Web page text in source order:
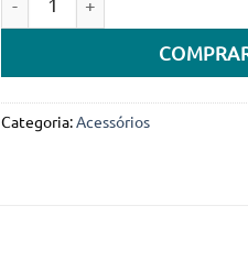
Categoria:Acessórios